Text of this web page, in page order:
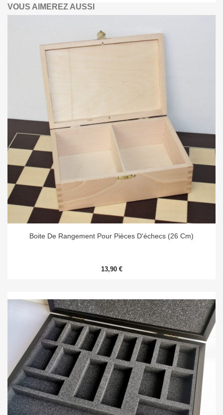
VOUS AIMEREZ AUSSI
Boite De Rangement Pour Pièces D'échecs (26 Cm)
13,90 €